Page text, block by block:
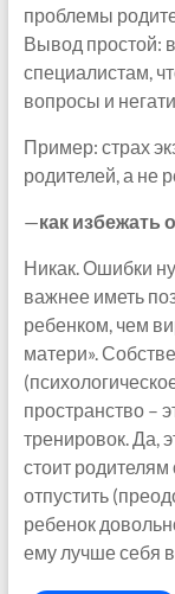
проблемы
Вывод простой:
специалистам,
вопросы и
Пример: страх
родителей, а не
—как избежать
Никак. Ошибки
важнее иметь
ребенком, чем
матери».
пространство –
тренировок. Да,
стоит родителям
отпустить
ребенок
ему лучше себя